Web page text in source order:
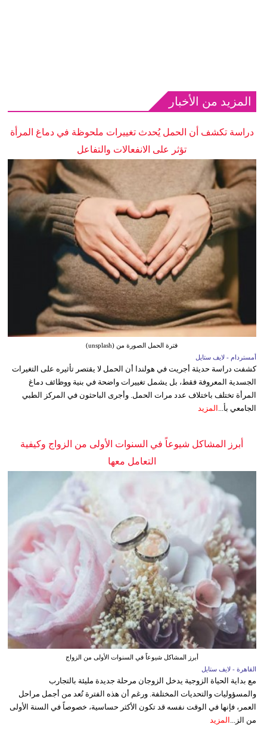
المزيد من الأخبار
دراسة تكشف أن الحمل يُحدث تغييرات ملحوظة في دماغ المرأة
تؤثر على الانفعالات والتفاعل
فترة الحمل الصورة من (unsplash)
أمستردام - لايف ستايل
كشفت دراسة حديثة أجريت في هولندا أن الحمل لا يقتصر تأثيره على التغيرات
الجسدية المعروفة فقط، بل يشمل تغييرات واضحة في بنية ووظائف دماغ
المرأة تختلف باختلاف عدد مرات الحمل. وأجرى الباحثون في المركز الطبي
الجامعي بأ... المزيد
أبرز المشاكل شيوعاً في السنوات الأولى من الزواج وكيفية
التعامل معها
أبرز المشاكل شيوعاً في السنوات الأولى من الزواج
القاهرة - لايف ستايل
مع بداية الحياة الزوجية يدخل الزوجان مرحلة جديدة مليئة بالتجارب
والمسؤوليات والتحديات المختلفة. ورغم أن هذه الفترة تُعد من أجمل مراحل
العمر، فإنها في الوقت نفسه قد تكون الأكثر حساسية، خصوصاً في السنة الأولى
من الز...
المزيد